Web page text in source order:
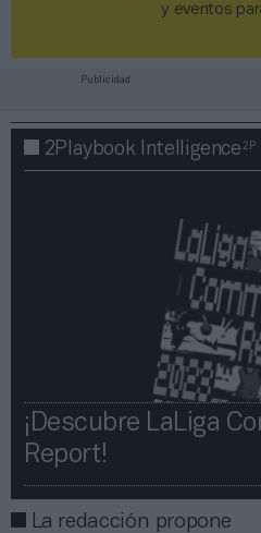
y eventos
Publicidad
2Playbook Intelligence2P
¡Descubre LaLiga
Report!​​
La redacción propone